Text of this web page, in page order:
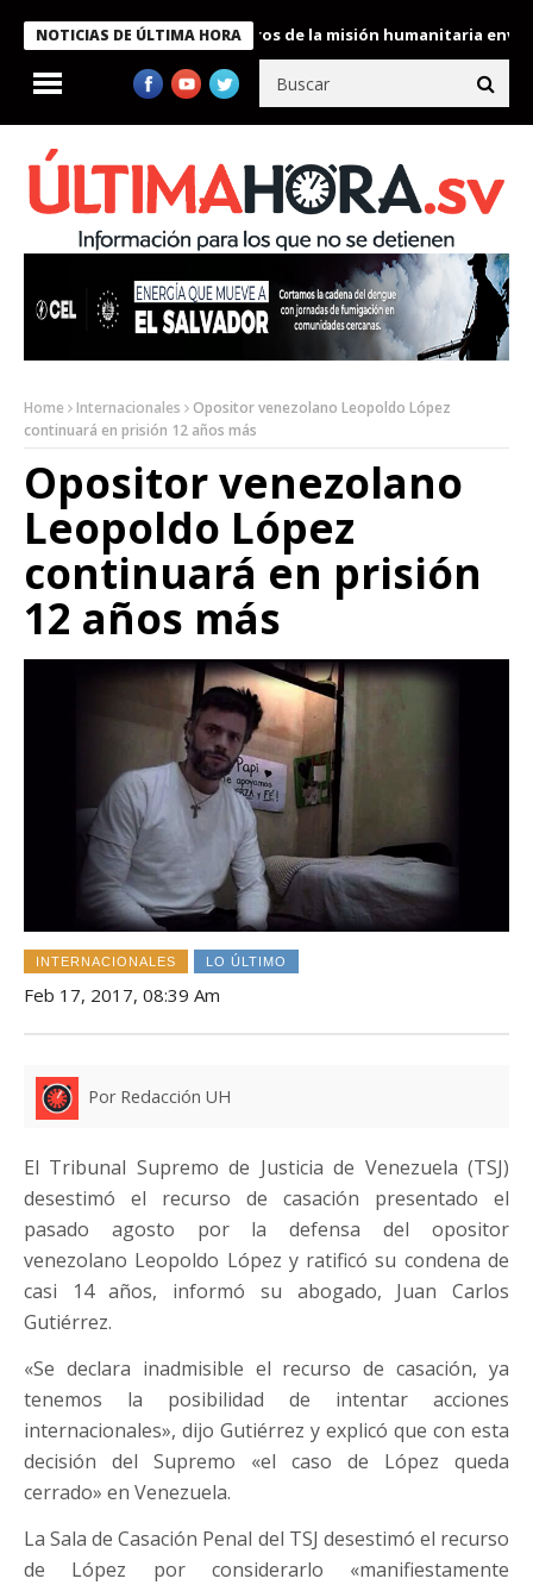
NOTICIAS DE ÚLTIMA HORA
condecora a miembros de la misión humanitaria enviada a
Home Internacionales
Opositor venezolano Leopoldo López
continuará en prisión 12 años más
Opositor venezolano
Leopoldo López
continuará en prisión
12 años más
INTERNACIONALES LO ÚLTIMO
Feb 17, 2017, 08:39 Am
Por Redacción UH
El Tribunal Supremo de Justicia de Venezuela (TSJ)
desestimó el recurso de casación presentado el
pasado agosto por la defensa del opositor
venezolano Leopoldo López y ratificó su condena de
casi 14 años, informó su abogado, Juan Carlos
Gutiérrez.
«Se declara inadmisible el recurso de casación, ya
tenemos la posibilidad de intentar acciones
internacionales», dijo Gutiérrez y explicó que con esta
decisión del Supremo «el caso de López queda
cerrado» en Venezuela.
La Sala de Casación Penal del TSJ desestimó el recurso
de López por considerarlo «manifiestamente